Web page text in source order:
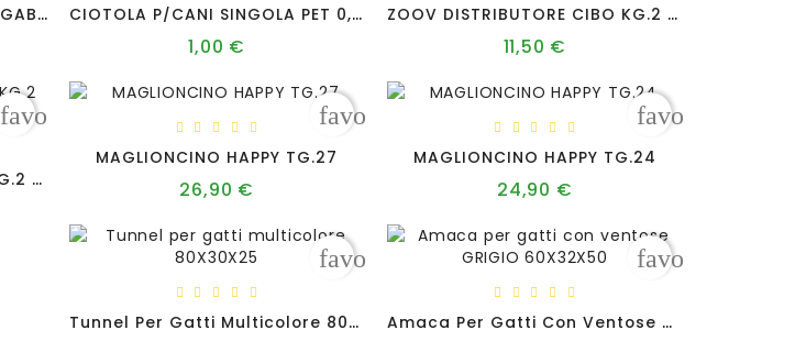
GUINZAGLIO PER CANI ALLUNGABILE 5M CIOTOLA P/CANI SINGOLA PET 0,600 L
1,00 €
ZOOV DISTRIBUTORE CIBO KG.2 ROSA
11,50 €
ZOOV DISTRIBUTORE CIBO KG.2 VERDE
favorite_border
MAGLIONCINO HAPPY TG.27
26,90 €
favorite_border
MAGLIONCINO HAPPY TG.24
24,90 €
Tunnel Per Gatti Multicolore 80X30X25
favorite_border
Amaca Per Gatti Con Ventose GRIGIO 60X32X50